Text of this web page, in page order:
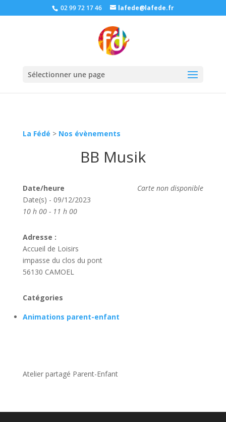
02 99 72 17 46 lafede@lafede.fr
Sélectionner une page
La Fédé > Nos évènements
BB Musik
Carte non disponible
Date/heure
Date(s) - 09/12/2023
10 h 00 - 11 h 00
Adresse :
Accueil de Loisirs
impasse du clos du pont
56130 CAMOEL
Catégories
Animations parent-enfant
Atelier partagé Parent-Enfant